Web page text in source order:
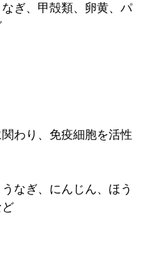
ぎ、甲殻類、卵黄、パ
わり、免疫細胞を活性
なぎ、にんじん、ほう